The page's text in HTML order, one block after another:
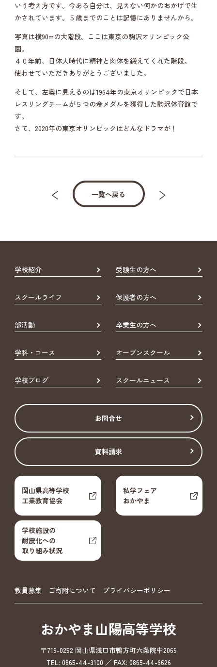
いう考え方です。今ある自分は、見えない何かのおかげで生
かされています。５歳までのことは記憶にありませんから。
写真は横90mの大階段。ここは東京の駒沢オリンピック公
園。
４０年前、日体大時代に精神と肉体を鍛えてくれた階段。
使わせていただきありがとうございました。
そして、左奥に見えるのは1964年の東京オリンピックで日本
レスリングチームが５つの金メダルを獲得した駒沢体育館で
す。
さて、2020年の東京オリンピックはどんなドラマが！
一覧へ戻る
学校紹介 受験生の方へ
スクールライフ 保護者の方へ
部活動 卒業生の方へ
学科・コース オープンスクール
学校ブログ スクールニュース
お問合せ
資料請求
岡山県高等学校
工業教育協会
私学フェア
おかやま
学校施設の
耐震化への
取り組み状況
教員募集 ご寄附について プライバシーポリシー
おかやま山陽高等学校
〒719-0252 岡山県浅口市鴨方町六条院中2069
TEL: 0865-44-3100 ／ FAX: 0865-44-6626